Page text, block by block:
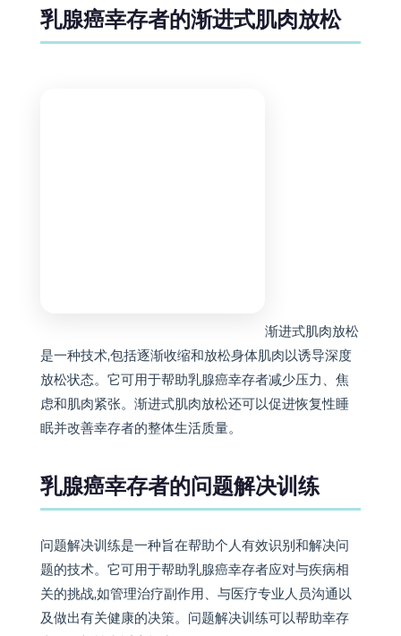
乳腺癌幸存者的渐进式肌肉放松
题的技术。它可用于帮助乳腺癌幸存者应对与疾病相
关的挑战,如管理治疗副作用、与医疗专业人员沟通以
及做出有关健康的决策。问题解决训练可以帮助幸存
者发展韧性和适应能力。
◆ ◆ ◆
体育锻炼在乳腺癌幸存者认知康
复中的重要性